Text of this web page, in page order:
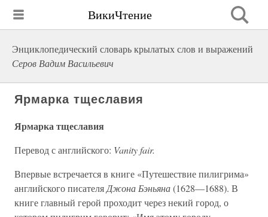
ВикиЧтение
Энциклопедический словарь крылатых слов и выражений
Серов Вадим Васильевич
Ярмарка тщеславия
Ярмарка тщеславия
Перевод с английского: Vanity fair.
Впервые встречается в книге «Путешествие пилигрима»
английского писателя Джона Бэньяна(1628—1688). В
книге главный герой проходит через некий город, о